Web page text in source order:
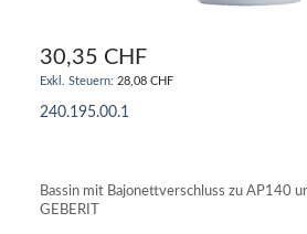
30,35 CHF
28,08 CHF
240.195.00.1
Bassin mit Bajonettverschluss zu AP140
GEBERIT